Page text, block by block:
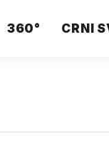
360° CRNI